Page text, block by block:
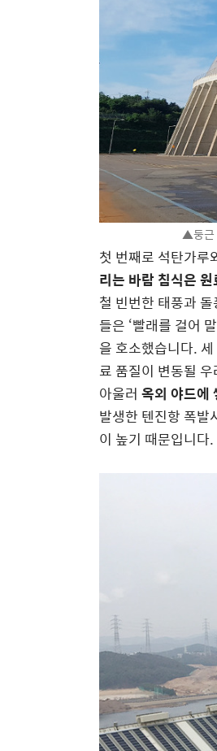
▲둥근
첫 번째로 석탄가루
리는 바람 침식은
철 빈번한 태풍과
들은 ‘빨래를 걸어
을 호소했습니다.
료 품질이 변동될
아울러 옥외 야드에
발생한 텐진항 폭발
이 높기 때문입니다.